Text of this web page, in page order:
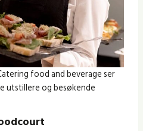
food and beverage ser
utstillere og besøkende